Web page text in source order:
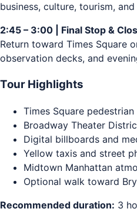
business, culture, tourism,
2:45 – 3:00 | Final Stop &
Return toward Times Square
observation decks, and
Tour Highlights
Times Square pedestrian
Broadway Theater
Digital billboards and
Yellow taxis and street
Midtown Manhattan
Optional walk toward
Recommended duration: 3